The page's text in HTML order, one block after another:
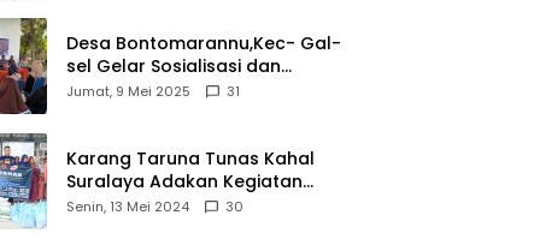
Desa Bontomarannu,Kec- Gal-
sel Gelar Sosialisasi dan
Bimtek Pemutakhiran Data ID
Jumat, 9 Mei 2025 31
Karang Taruna Tunas Kahal
Suralaya Adakan Kegiatan
Bansos Terhadap Kaum
Senin, 13 Mei 2024 30